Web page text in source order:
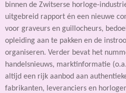
binnen de Zwitserse horloge-
uitgebreid rapport én een nieuwe
voor graveurs en guillocheurs,
opleiding aan te pakken en de
organiseren. Verder bevat het
handelsnieuws, marktinformatie
altijd een rijk aanbod aan
fabrikanten, leveranciers en